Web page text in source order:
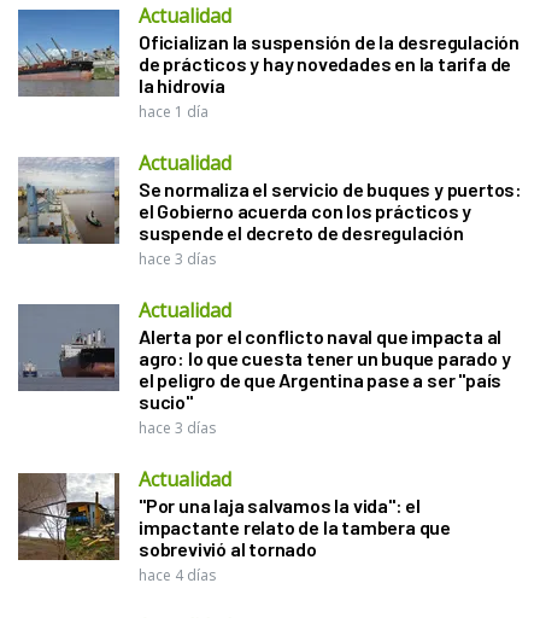
Actualidad
Oficializan la suspensión de la desregulación
de prácticos y hay novedades en la tarifa de
la hidrovía
hace 1 día
Actualidad
Se normaliza el servicio de buques y puertos:
el Gobierno acuerda con los prácticos y
suspende el decreto de desregulación
hace 3 días
Actualidad
Alerta por el conflicto naval que impacta al
agro: lo que cuesta tener un buque parado y
el peligro de que Argentina pase a ser "país
sucio"
hace 3 días
Actualidad
"Por una laja salvamos la vida": el
impactante relato de la tambera que
sobrevivió al tornado
hace 4 días